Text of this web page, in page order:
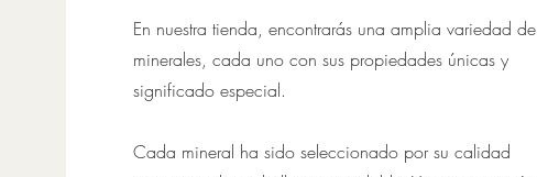
En nuestra tienda, encontrarás una amplia variedad de
minerales, cada uno con sus propiedades únicas y
significado especial.
Cada mineral ha sido seleccionado por su calidad